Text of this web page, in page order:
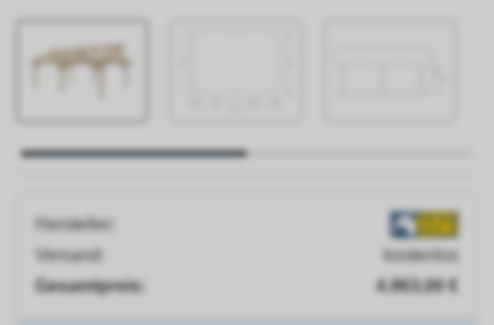
Hersteller:
Versand:
kostenlos
Gesamtpreis:
4.963,00 €
Versand
Montageservice